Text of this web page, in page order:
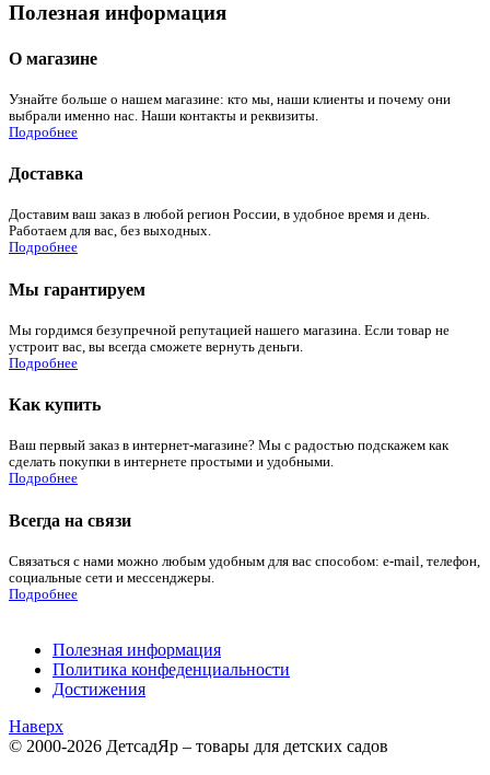
Полезная информация
О магазине
Узнайте больше о нашем магазине: кто мы, наши клиенты и почему они
выбрали именно нас. Наши контакты и реквизиты.
Подробнее
Доставка
Доставим ваш заказ в любой регион России, в удобное время и день.
Работаем для вас, без выходных.
Подробнее
Мы гарантируем
Мы гордимся безупречной репутацией нашего магазина. Если товар не
устроит вас, вы всегда сможете вернуть деньги.
Подробнее
Как купить
Ваш первый заказ в интернет-магазине? Мы с радостью подскажем как
сделать покупки в интернете простыми и удобными.
Подробнее
Всегда на связи
Связаться с нами можно любым удобным для вас способом: e-mail, телефон,
социальные сети и мессенджеры.
Подробнее
Полезная информация
Политика конфеденциальности
Достижения
Наверх
© 2000-2026 ДетсадЯр – товары для детских садов